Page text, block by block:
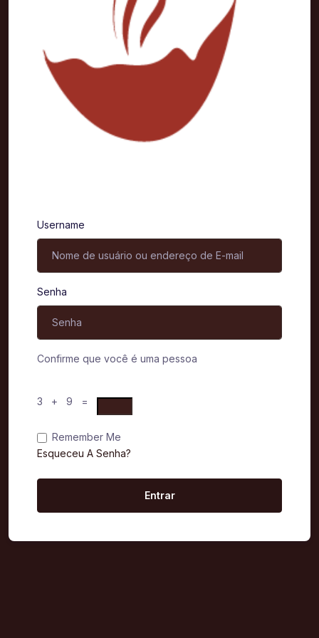
Username
Senha
Confirme que você é uma pessoa
3 + 9 =
Remember Me
Esqueceu A Senha?
Entrar